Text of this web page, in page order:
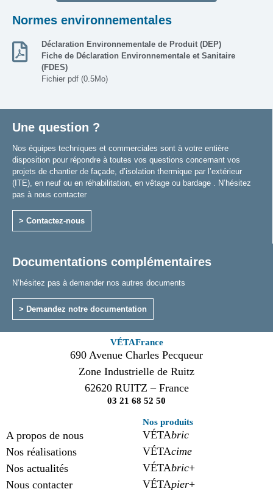
Normes environnementales
Déclaration Environnementale de Produit (DEP)
Fiche de Déclaration Environnementale et Sanitaire
(FDES)
Fichier pdf (0.5Mo)
Une question ?
Nos équipes techniques et commerciales sont à votre entière
disposition pour répondre à toutes vos questions concernant vos
projets de chantier de façade, d’isolation thermique par l’extérieur
(ITE), en neuf ou en réhabilitation, en vêtage ou bardage . N’hésitez
pas à nous contacter
> Contactez-nous
Documentations complémentaires
N’hésitez pas à demander nos autres documents
> Demandez notre documentation
VÉTAFrance
690 Avenue Charles Pecqueur
Zone Industrielle de Ruitz
62620 RUITZ – France
03 21 68 52 50
A propos de nous
Nos réalisations
Nos actualités
Nous contacter
Nos produits
VÉTAbric
VÉTAcime
VÉTAbric+
VÉTApier+